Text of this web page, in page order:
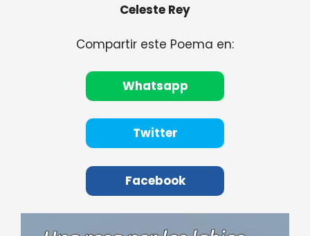
Celeste Rey
Compartir este Poema en:
Whatsapp
Twitter
Facebook